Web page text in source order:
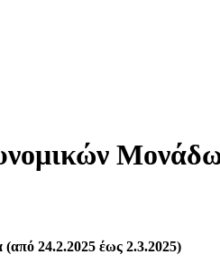
24.2.2025 έως 2.3.2025)